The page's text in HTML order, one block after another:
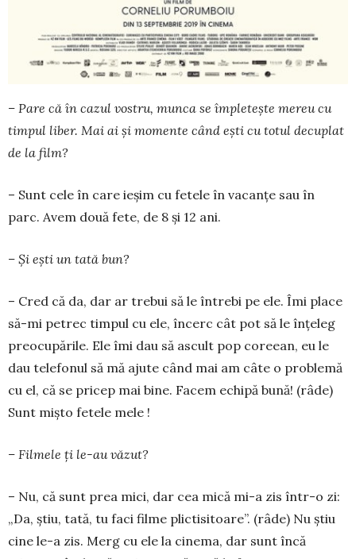
– Pare că în cazul vostru, munca se împletește mereu cu
tim­pul liber. Mai ai și momente când ești cu totul decuplat
de la film?
– Sunt cele în care ieșim cu fe­tele în vacanțe sau în
parc. Avem două fete, de 8 și 12 ani.
– Și ești un tată bun?
– Cred că da, dar ar trebui să le întrebi pe ele. Îmi place
să-mi petrec timpul cu ele, încerc cât pot să le înțeleg
preocupările. Ele îmi dau să ascult pop coreean, eu le
dau telefonul să mă ajute când mai am câte o problemă
cu el, că se pricep mai bine. Fa­cem echipă bună! (râde)
Sunt mișto fetele mele !
– Filmele ți le-au văzut?
– Nu, că sunt prea mici, dar cea mică mi-a zis într-o zi:
„Da, știu, tată, tu faci filme plictisitoare”. (râde) Nu știu
cine le-a zis. Merg cu ele la cinema, dar sunt încă